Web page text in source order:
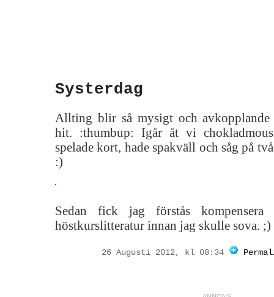
Systerdag
Allting blir så mysigt och
hit. :thumbup: Igår åt vi
spelade kort, hade spakväll och såg på
:)
Sedan fick jag förstås
höstkurslitteratur innan jag skulle sova. ;)
26 Augusti 2012, kl 08:34